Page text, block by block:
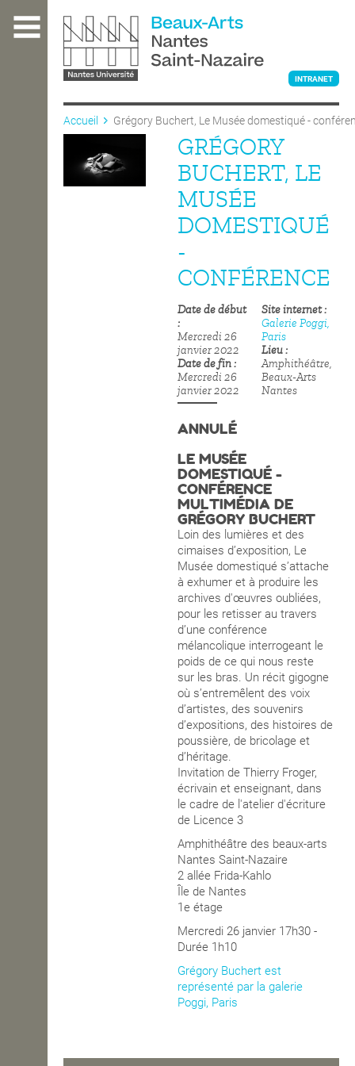
contenu
L'ÉCOLE
INTRANET
Accueil Grégory Buchert, Le Musée domestiqué -
GRÉGORY
BUCHERT, LE
MUSÉE
DOMESTIQUÉ
-
CONFÉRENCE
Date de début
Mercredi 26
janvier 2022
Date de fin
Mercredi 26
janvier 2022
Site internet
Galerie Poggi,
Paris
Lieu
Amphithéâtre,
Beaux-Arts
Nantes
ANNULÉ
LE MUSÉE
DOMESTIQUÉ -
CONFÉRENCE
MULTIMÉDIA DE
GRÉGORY BUCHERT
Loin des lumières et des
cimaises d’exposition, Le
Musée domestiqué s’attache
à exhumer et à produire les
archives d'œuvres oubliées,
pour les retisser au travers
d’une conférence
mélancolique interrogeant le
poids de ce qui nous reste
sur les bras. Un récit gigogne
où s’entremêlent des voix
d’artistes, des souvenirs
d’expositions, des histoires de
poussière, de bricolage et
d’héritage.
Invitation de Thierry Froger,
écrivain et enseignant, dans
le cadre de l'atelier d'écriture
de Licence 3
Amphithéâtre des beaux-arts
Nantes Saint-Nazaire
2 allée Frida-Kahlo
Île de Nantes
1e étage
Mercredi 26 janvier 17h30 -
Durée 1h10
Grégory Buchert est
représenté par la galerie
Poggi, Paris